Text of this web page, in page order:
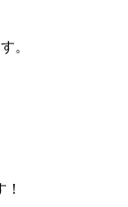
。